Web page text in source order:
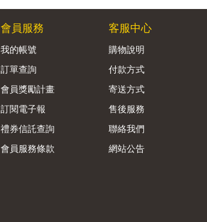
會員服務
我的帳號
訂單查詢
會員獎勵計畫
訂閱電子報
禮券信託查詢
會員服務條款
客服中心
購物說明
付款方式
寄送方式
售後服務
聯絡我們
網站公告